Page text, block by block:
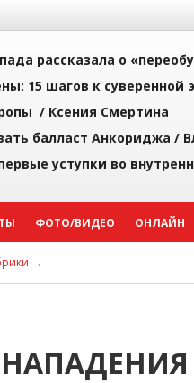
рассказала о
15 шагов к суверенной
/ Ксения Смертина
балласт Анкориджа /
уступки во
ФОТО/ВИДЕО ОНЛАЙН
→